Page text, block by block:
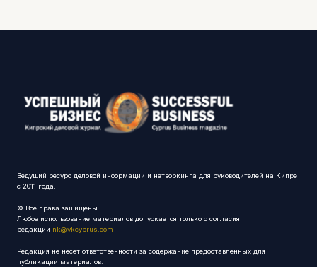
Ведущий ресурс деловой информации и нетворкинга для руководителей на Кипре
с 2011 года.
© Все права защищены.
Любое использование материалов допускается только с согласия
редакции nk@vkcyprus.com
Редакция не несет ответственности за содержание предоставленных для
публикации материалов.